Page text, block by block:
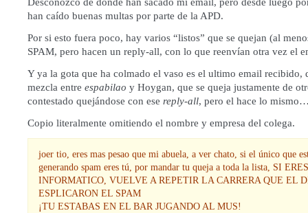
han caído buenas multas por parte de la APD.
Por si esto fuera poco, hay varios “listos” que se quejan (al
SPAM, pero hacen un reply-all, con lo que reenvían otra vez el
Y ya la gota que ha colmado el vaso es el ultimo email recibido,
mezcla entre espabilao y Hoygan, que se queja justamente de
contestado quejándose con ese reply-all, pero el hace lo
Copio literalmente omitiendo el nombre y empresa del colega.
joer tio, eres mas pesao que mi abuela, a ver chato, si el único que
generando spam eres tú, por mandar tu queja a toda la lista, SI ERES
INFORMATICO, VUELVE A REPETIR LA CARRERA QUE EL
ESPLICARON EL SPAM
¡TU ESTABAS EN EL BAR JUGANDO AL MUS!